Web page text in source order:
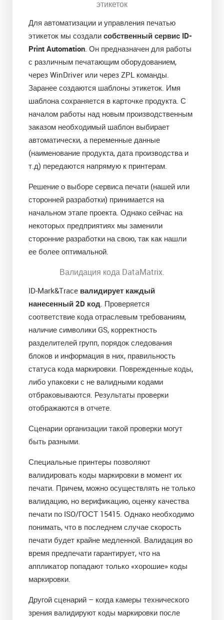
этикеток
Для автоматизации и управления печатью
этикеток мы создали собственный сервис ID-
Print Automation. Он предназначен для работы
с различным печатающим оборудованием,
через WinDriver или через ZPL команды.
Заранее создаются шаблоны этикеток. Имя
шаблона сохраняется в карточке продукта. С
началом работы над новым производственным
заказом необходимый шаблон выбирает
автоматически, а переменные данные
(наименование продукта, дата производства и
т.д) передаются напрямую к принтерам.
Решение о выборе сервиса печати (нашей или
сторонней разработки) принимается на
начальном этапе проекта. Однако сейчас на
некоторых предприятиях мы заменили
сторонние разработки на свою, так как нашли
ее более оптимальной.
Валидация кода DataMatrix.
ID-Mark&Trace валидирует каждый
нанесенный 2D код. Проверяется
соответствие кода отраслевым требованиям,
наличие символики GS, корректность
разделителей групп, порядок следования
блоков и информация в них, правильность
статуса кода маркировки. Поврежденные коды,
либо упаковки с не валидными кодами
отбраковываются. Результаты проверки
отображаются в отчете.
Сценарии организации такой проверки могут
быть разными.
Специальные принтеры позволяют
валидировать коды маркировки в момент их
печати. Причем, можно осуществлять не только
валидацию, но верификацию, оценку качества
печати по ISO/ГОСТ 15415. Однако необходимо
понимать, что в последнем случае скорость
печати будет крайне медленной. Валидация во
время предпечати гарантирует, что на
аппликатор попадают только «хорошие» коды
маркировки.
Другой сценарий – когда камеры технического
зрения валидируют коды маркировки после